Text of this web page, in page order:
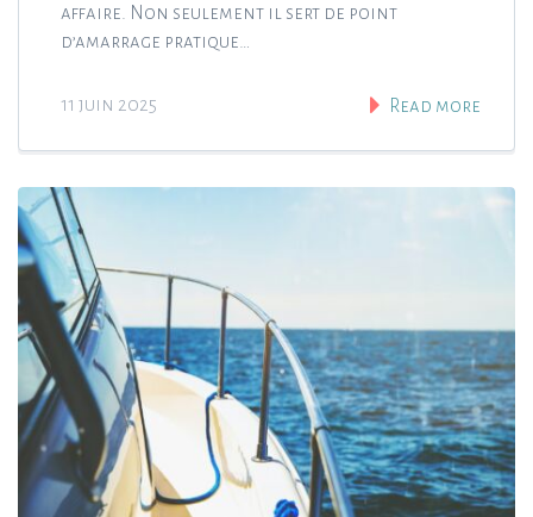
affaire. Non seulement il sert de point
d’amarrage pratique…
11 juin 2025 Read more